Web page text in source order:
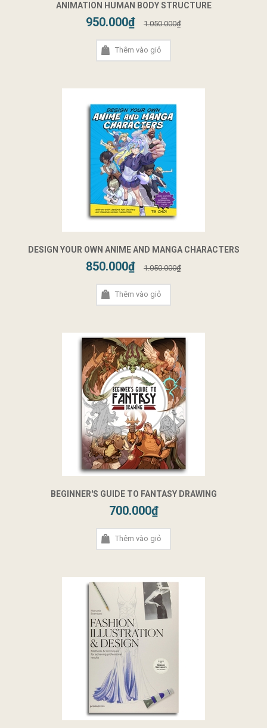
ANIMATION HUMAN BODY STRUCTURE
950.000₫ 1.050.000₫
Thêm vào giỏ
DESIGN YOUR OWN ANIME AND MANGA CHARACTERS
850.000₫ 1.050.000₫
Thêm vào giỏ
BEGINNER'S GUIDE TO FANTASY DRAWING
700.000₫
Thêm vào giỏ